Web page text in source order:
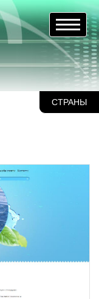
СТРАНЫ